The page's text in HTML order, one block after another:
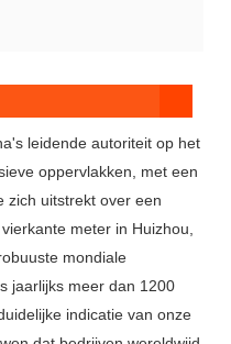
leidende autoriteit op het
oppervlakken, met een
zich uitstrekt over een
meter in Huizhou,
mondiale
jaarlijks meer dan 1200
indicatie van onze